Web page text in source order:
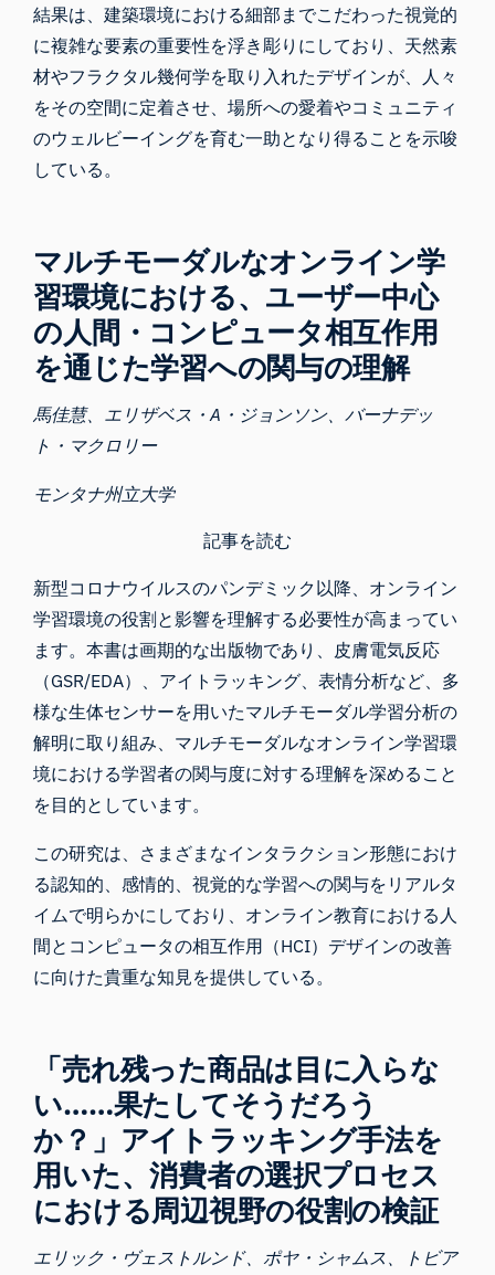
結果は、建築環境における細部までこだわった視覚的
に複雑な要素の重要性を浮き彫りにしており、天然素
材やフラクタル幾何学を取り入れたデザインが、人々
をその空間に定着させ、場所への愛着やコミュニティ
のウェルビーイングを育む一助となり得ることを示唆
している。
マルチモーダルなオンライン学
習環境における、ユーザー中心
の人間・コンピュータ相互作用
を通じた学習への関与の理解
馬佳慧、エリザベス・A・ジョンソン、バーナデッ
ト・マクロリー
モンタナ州立大学
記事を読む
新型コロナウイルスのパンデミック以降、オンライン
学習環境の役割と影響を理解する必要性が高まってい
ます。本書は画期的な出版物であり、皮膚電気反応
（GSR/EDA）、アイトラッキング、表情分析など、多
様な生体センサーを用いたマルチモーダル学習分析の
解明に取り組み、マルチモーダルなオンライン学習環
境における学習者の関与度に対する理解を深めること
を目的としています。
この研究は、さまざまなインタラクション形態におけ
る認知的、感情的、視覚的な学習への関与をリアルタ
イムで明らかにしており、オンライン教育における人
間とコンピュータの相互作用（HCI）デザインの改善
に向けた貴重な知見を提供している。
「売れ残った商品は目に入らな
い……果たしてそうだろう
か？」アイトラッキング手法を
用いた、消費者の選択プロセス
における周辺視野の役割の検証
エリック・ヴェストルンド、ポヤ・シャムス、トビア